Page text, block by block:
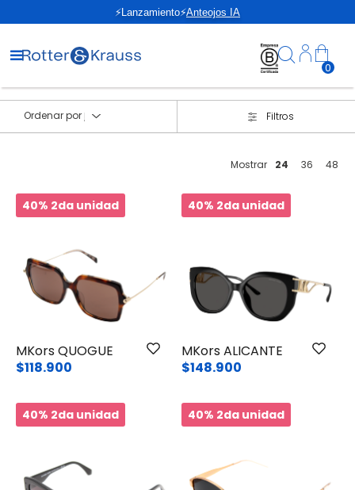
⚡Lanzamiento⚡Anteojos IA
0
Ordenar por Filtros
Mostrar 24 36 48
40% 2da unidad
MKors QUOGUE
$118.900
40% 2da unidad
MKors ALICANTE
$148.900
40% 2da unidad 40% 2da unidad